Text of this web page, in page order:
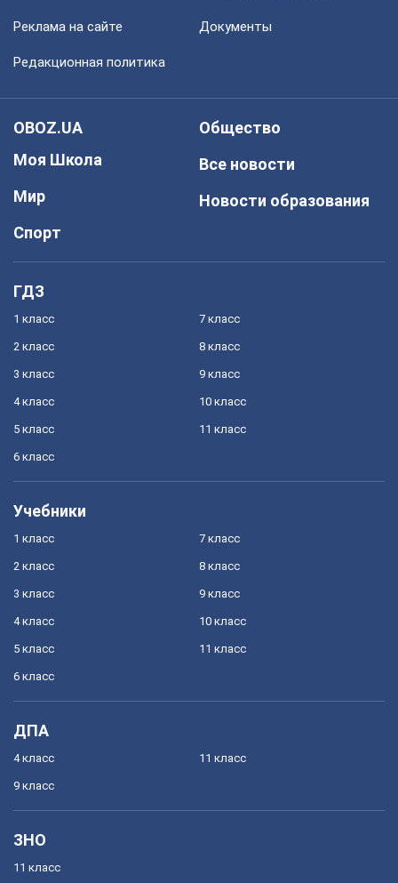
Реклама на сайте Документы
Редакционная политика
OBOZ.UA
Моя Школа
Мир
Спорт
Общество
Все новости
Новости образования
ГДЗ
1 класс
2 класс
3 класс
4 класс
5 класс
6 класс
7 класс
8 класс
9 класс
10 класс
11 класс
Учебники
1 класс
2 класс
3 класс
4 класс
5 класс
6 класс
7 класс
8 класс
9 класс
10 класс
11 класс
ДПА
4 класс
9 класс
11 класс
ЗНО
11 класс